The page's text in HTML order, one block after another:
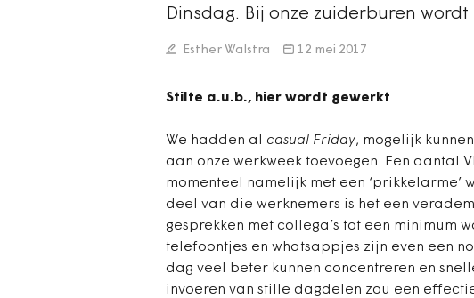
Dinsdag. Bij onze zuiderburen
Esther Walstra 12 mei 2017
Stilte a.u.b., hier wordt gewerkt
We hadden al casual Friday, mogelijk
aan onze werkweek toevoegen. Een aantal
momenteel namelijk met een ‘prikkelarme’
deel van die werknemers is het een
gesprekken met collega’s tot een minimum
telefoontjes en whatsappjes zijn even een
dag veel beter kunnen concentreren en
invoeren van stille dagdelen zou een